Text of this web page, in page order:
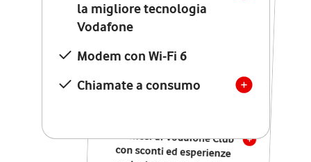
la migliore tecnologia
Vodafone
Modem con Wi-Fi 6
Chiamate a consumo
Vodafone
Modem Seven con Wi-Fi 7
Chiamate illimitate verso
numeri fissi e mobili
nazionali
12 mesi di Vodafone Club
con sconti ed esperienze
esclusive, poi si disattiva